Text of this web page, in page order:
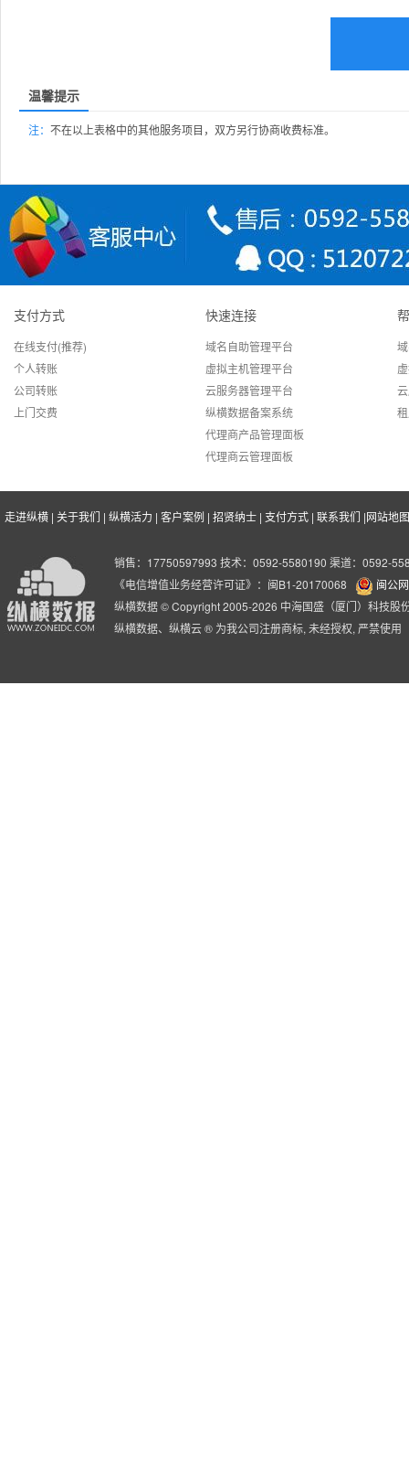
温馨提示
注： 不在以上表格中的其他服务项目，双方另行协商收费标准。
支付方式
在线支付(推荐)
个人转账
公司转账
上门交费
快速连接
域名自助管理平台
虚拟主机管理平台
云服务器管理平台
纵横数据备案系统
代理商产品管理面板
代理商云管理面板
走进纵横 | 关于我们 | 纵横活力 | 客户案例 | 招贤纳士 | 支付方式 | 联系我们 |网站地图
销售：17750597993 技术：0592-5580190 渠道：0592-
《电信增值业务经营许可证》：闽B1-20170068
闽公
纵横数据 © Copyright 2005-2026 中海国盛（厦门）科技股
纵横数据、纵横云 ® 为我公司注册商标, 未经授权, 严禁使用